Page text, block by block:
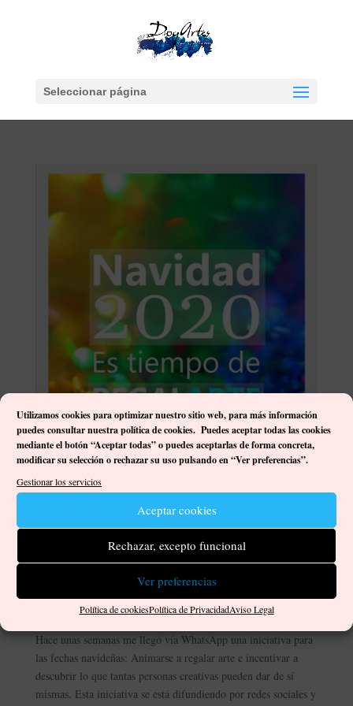
Utilizamos cookies para optimizar nuestro sitio web, para más información
puedes consultar nuestra política de cookies. Puedes aceptar todas las cookies
mediante el botón “Aceptar todas” o puedes aceptarlas de forma concreta,
modificar su selección o rechazar su uso pulsando en “Ver preferencias”.
Gestionar los servicios
Aceptar cookies
Rechazar, excepto funcional
Ver preferencias
Política de cookiesPolítica de PrivacidadAviso Legal
Seleccionar página
Damián José Ortega Gutiérrez|Dic 2, 2020
Exposiciones|0 Comentarios
Hace unas semanas me llegó vía WhatsApp una iniciativa para
las fechas navideñas: Animarse a regalar arte e incentivar a
descubrir lo que tantas personas creativas pueden dar de sí
mismas. Esta iniciativa se está difundiendo por redes sociales y